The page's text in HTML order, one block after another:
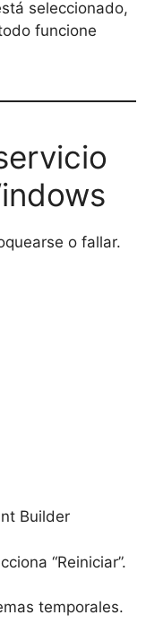
seleccionado,
funcione
o fallar.
Builder
“Reiniciar”.
temporales.